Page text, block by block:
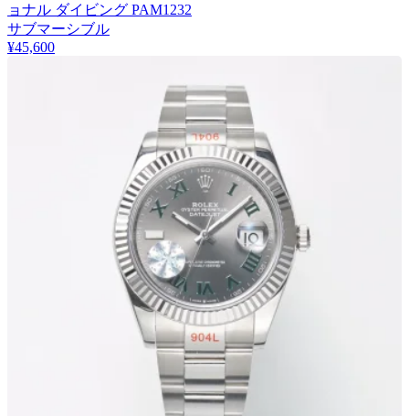
ョナル ダイビング PAM1232
サブマーシブル
¥45,600